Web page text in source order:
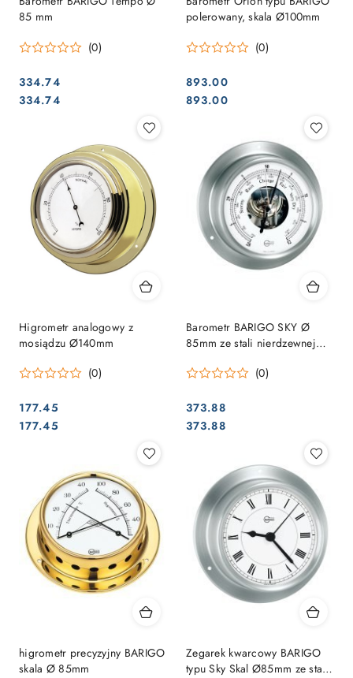
85 mm
(0)
Cena:
334.74
Cena:
334.74
polerowany, skala Ø100mm
(0)
Cena:
893.00
Cena:
893.00
Higrometr analogowy z
mosiądzu Ø140mm
(0)
Cena:
177.45
Cena:
177.45
Barometr BARIGO SKY Ø
85mm ze stali nierdzewnej
(0)
Cena:
373.88
Cena:
373.88
higrometr precyzyjny BARIGO
skala Ø 85mm
Zegarek kwarcowy BARIGO
typu Sky Skal Ø85mm ze stali